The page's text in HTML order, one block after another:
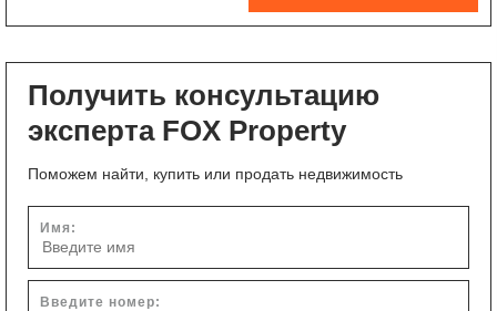
Получить консультацию
эксперта FOX Property
Поможем найти, купить или продать недвижимость
Имя:
Введите номер: